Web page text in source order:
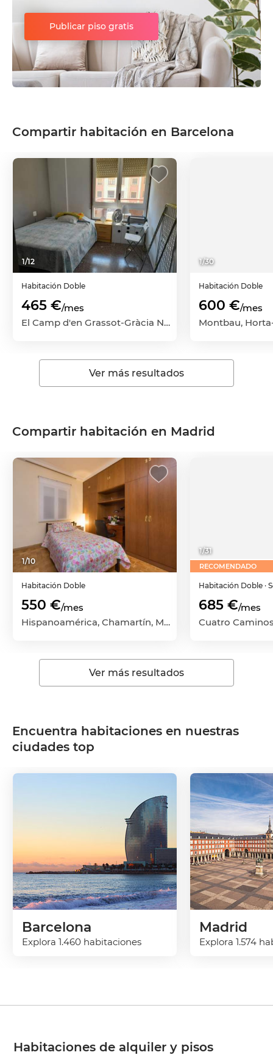
Publicar piso gratis
Compartir habitación en Barcelona
1/12
Habitación Doble
465 €/mes
El Camp d'en Grassot-Gràcia Nova, Gràcia, Barcelona Capital, Barcelona
1/30
Habitación Doble
600 €/mes
Ver más resultados
Compartir habitación en Madrid
1/10
Habitación Doble
550 €/mes
Hispanoamérica, Chamartín, Madrid Capital, Madrid
1/31
RECOMENDADO
Habitación Doble ·
685 €/mes
Ver más resultados
Encuentra habitaciones en nuestras
ciudades top
Barcelona
Explora 1.460 habitaciones
Madrid
Explora 1.574
Habitaciones de alquiler y pisos